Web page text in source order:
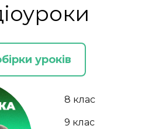
уроків
8 клас
9 клас